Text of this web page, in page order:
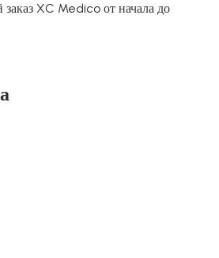
заказ XC Medico от начала до